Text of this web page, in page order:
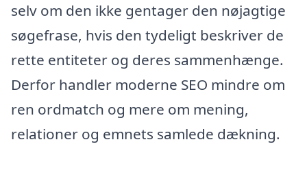
selv om den ikke gentager den nøjagtige
søgefrase, hvis den tydeligt beskriver de
rette entiteter og deres sammenhænge.
Derfor handler moderne SEO mindre om
ren ordmatch og mere om mening,
relationer og emnets samlede dækning.